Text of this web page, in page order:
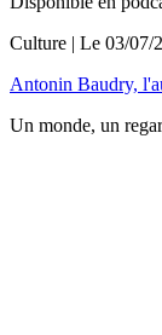
Culture | Le 03/07/
Antonin Baudry,
Un monde, un